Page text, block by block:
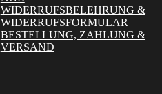
auf
der
Produktseite
gewählt
WIDERRUFSBELEHRUNG &
WIDERRUFSFORMULAR
BESTELLUNG, ZAHLUNG &
VERSAND